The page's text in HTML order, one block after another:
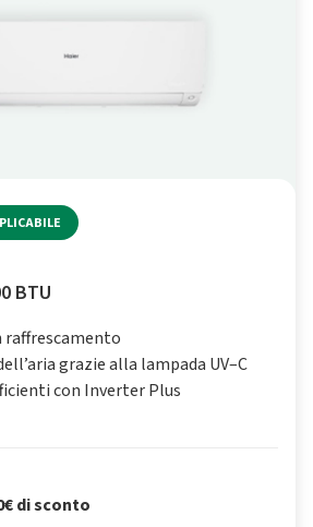
BTU
raffrescamento
grazie alla lampada UV–C
con Inverter Plus
di sconto